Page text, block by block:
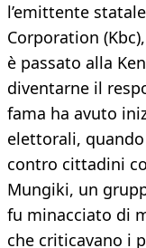
l’emittente
Corporation
è passato alla
diventarne il
fama ha avuto
elettorali,
contro cittadini
Mungiki, un
fu minacciato di
che criticavano i